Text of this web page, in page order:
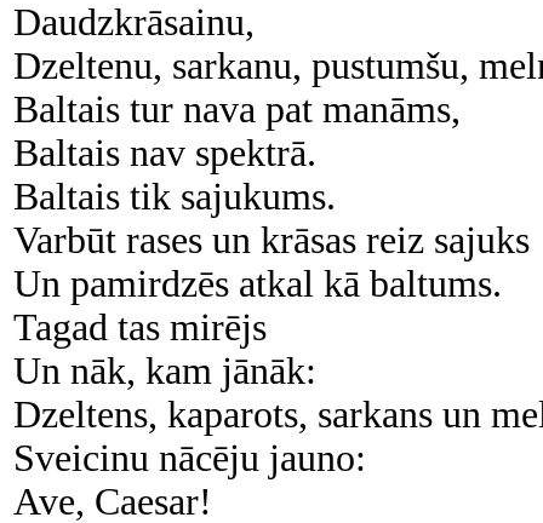
Daudzkrāsainu,
Dzeltenu, sarkanu, pustumšu,
Baltais tur nava pat manāms,
Baltais nav spektrā.
Baltais tik sajukums.
Varbūt rases un krāsas reiz sajuks
Un pamirdzēs atkal kā baltums.
Tagad tas mirējs
Un nāk, kam jānāk:
Dzeltens, kaparots, sarkans un
Sveicinu nācēju jauno:
Ave, Caesar!